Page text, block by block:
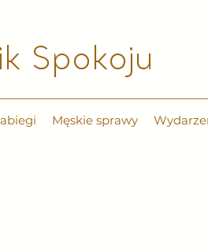
Spokoju​
Męskie sprawy